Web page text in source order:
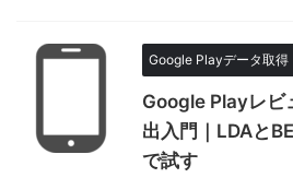
Google Playデータ取得
Google Playレビ
出入門｜LDAと
で試す